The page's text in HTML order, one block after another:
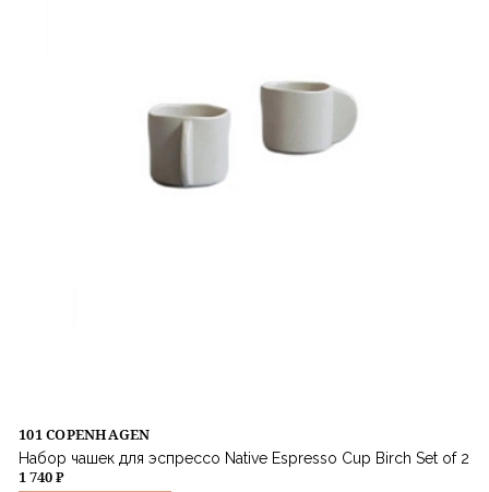
101 COPENHAGEN
Набор чашек для эспрессо Native Espresso Cup Birch Set of 2
1 740 ₽